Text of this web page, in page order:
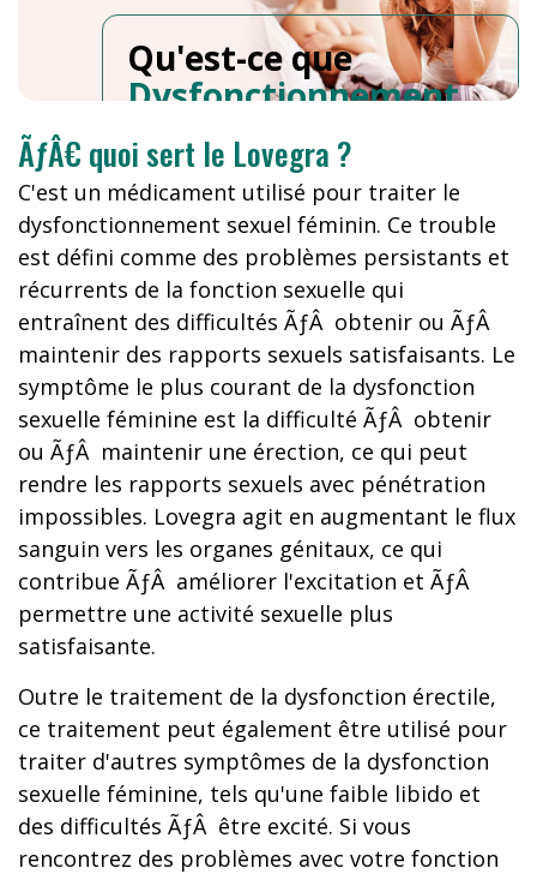
Qu'est-ce que
Dysfonctionnement
Sexuel Feminin
ÃƒÂ€ quoi sert le Lovegra ?
C'est un médicament utilisé pour traiter le
dysfonctionnement sexuel féminin. Ce trouble
est défini comme des problèmes persistants et
récurrents de la fonction sexuelle qui
entraînent des difficultés ÃƒÂ obtenir ou ÃƒÂ
maintenir des rapports sexuels satisfaisants. Le
symptôme le plus courant de la dysfonction
sexuelle féminine est la difficulté ÃƒÂ obtenir
ou ÃƒÂ maintenir une érection, ce qui peut
rendre les rapports sexuels avec pénétration
impossibles. Lovegra agit en augmentant le flux
sanguin vers les organes génitaux, ce qui
contribue ÃƒÂ améliorer l'excitation et ÃƒÂ
permettre une activité sexuelle plus
satisfaisante.
Outre le traitement de la dysfonction érectile,
ce traitement peut également être utilisé pour
traiter d'autres symptômes de la dysfonction
sexuelle féminine, tels qu'une faible libido et
des difficultés ÃƒÂ être excité. Si vous
rencontrez des problèmes avec votre fonction